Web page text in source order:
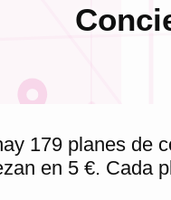
179 planes de
en 5 €. Cada